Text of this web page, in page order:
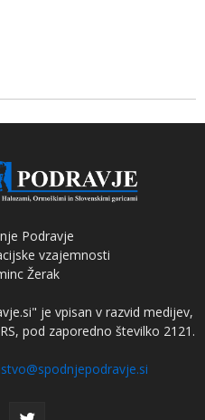
Podravje
vzajemnosti
Žerak
je vpisan v razvid medijev,
pod zaporedno številko 2121.